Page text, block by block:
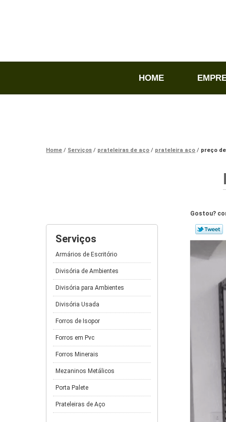
HOME
Home Serviços prateleiras de aço prateleira aço preço
Serviços
Armários de Escritório
Divisória de Ambientes
Divisória para Ambientes
Divisória Usada
Forros de Isopor
Forros em Pvc
Forros Minerais
Mezaninos Metálicos
Porta Palete
Prateleiras de Aço
Gostou?